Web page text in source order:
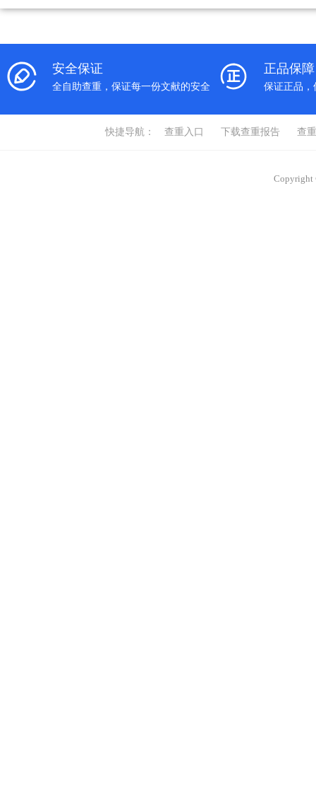
安全保证
全自助查重，保证每一份文献的安全
正品保障
保证正品，
快捷导航： 查重入口 下载查重报告 查
Copyright